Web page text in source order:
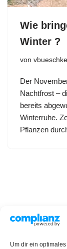
Um dir ein
Wie
Winter ?
von
Der
Nachtfrost –
bereits
Winterruhe.
Pflanzen
Rezepte